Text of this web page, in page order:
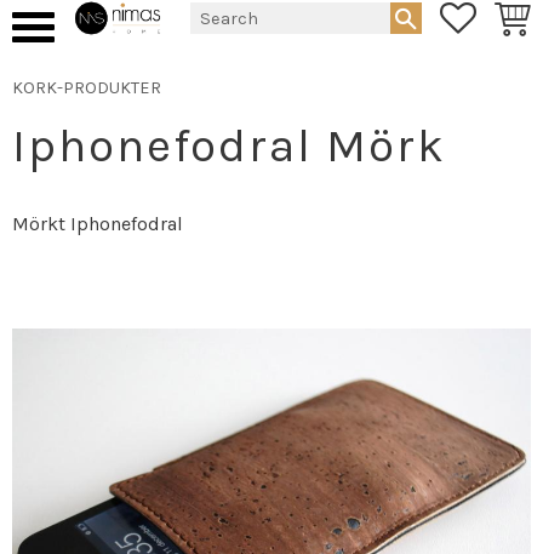
KORK-PRODUKTER
Iphonefodral Mörk
Mörkt Iphonefodral